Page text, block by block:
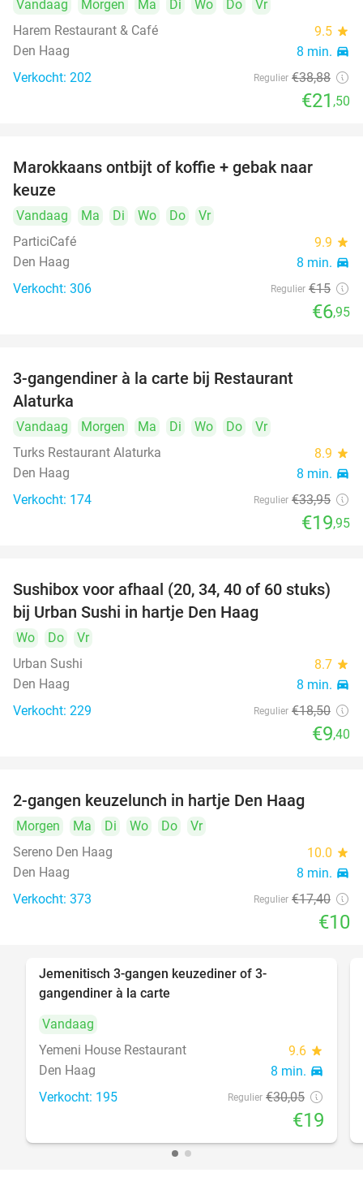
Vandaag Morgen Ma Di Wo Do
Vr
Harem Restaurant & Café
9.5 star
Den Haag 8 min. directions_car
Verkocht: 202 Regulier €38,88
€21 ,50
Marokkaans ontbijt of koffie + gebak naar
keuze
Vandaag Ma Di Wo Do
Vr
ParticiCafé
9.9 star
Den Haag 8 min. directions_car
Verkocht: 306 Regulier €15
€6,95
3-gangendiner à la carte bij Restaurant
Alaturka
Vandaag Morgen Ma Di Wo Do
Vr
Turks Restaurant Alaturka
8.9 star
Den Haag 8 min. directions_car
Verkocht: 174 Regulier €33,95
€19,95
49%
Sushibox voor afhaal (20, 34, 40 of 60 stuks)
bij Urban Sushi in hartje Den Haag
Wo Do
Vr
Urban Sushi
8.7 star
Den Haag 8 min. directions_car
Verkocht: 229 Regulier €18,50
€9,40
2-gangen keuzelunch in hartje Den Haag
Morgen Ma Di Wo Do
Vr
Sereno Den Haag
10.0 star
Den Haag 8 min. directions_car
Verkocht: 373 Regulier €17,40
€10
Jemenitisch 3-gangen keuzediner of 3-
gangendiner à la carte
Vandaag
Yemeni House Restaurant
9.6 star
Den Haag 8 min. directions_car
Verkocht: 195 Regulier €30,05
€19